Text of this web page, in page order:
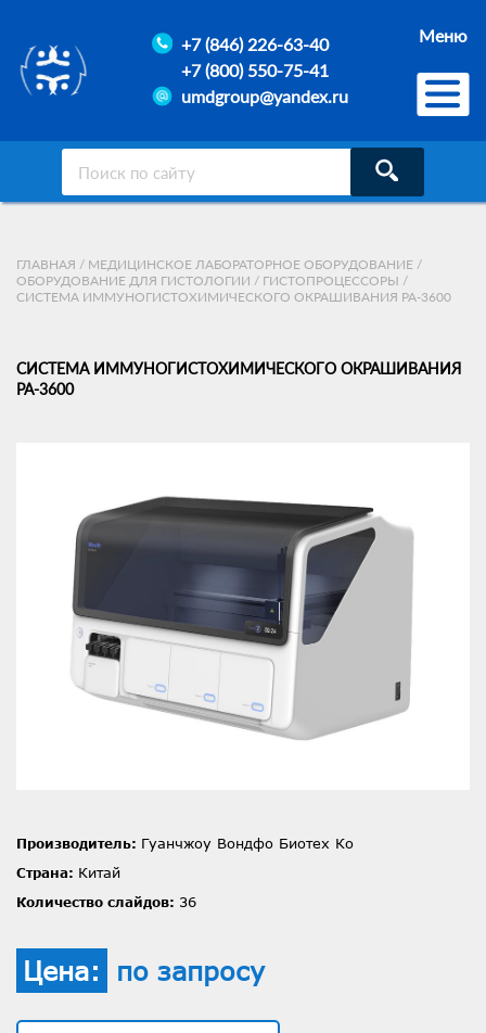
+7 (846) 226-63-40
+7 (800) 550-75-41
umdgroup@yandex.ru
Меню
ГЛАВНАЯ / МЕДИЦИНСКОЕ ЛАБОРАТОРНОЕ ОБОРУДОВАНИЕ /
ОБОРУДОВАНИЕ ДЛЯ ГИСТОЛОГИИ / ГИСТОПРОЦЕССОРЫ /
СИСТЕМА ИММУНОГИСТОХИМИЧЕСКОГО ОКРАШИВАНИЯ PA-3600
СИСТЕМА ИММУНОГИСТОХИМИЧЕСКОГО ОКРАШИВАНИЯ
PA-3600
Производитель: Гуанчжоу Вондфо Биотех Ко
Страна: Китай
Количество слайдов: 36
Цена: по запросу